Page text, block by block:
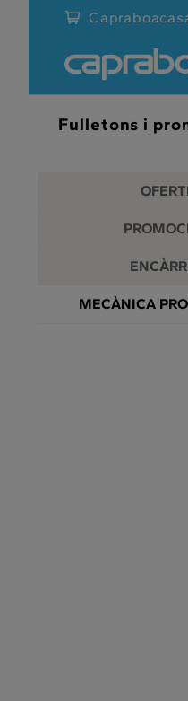
Promocions
descomptes
Fulletons i
MECÀNICA